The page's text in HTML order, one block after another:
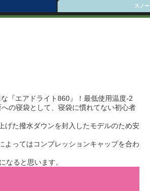
スノー
『エアドライト860』！最低使用温度-2
の寝袋として、寝袋に慣れてない初心者
げた撥水ダウンを封入したモデルのため安
よってはコンプレッションキャップを合わ
なると思います。